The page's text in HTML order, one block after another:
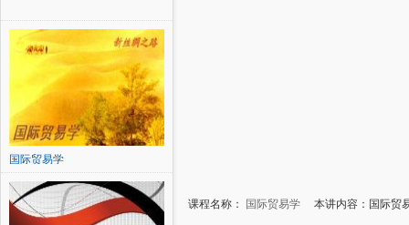
国际贸易学
课程名称： 国际贸易学 本讲内容：国际贸